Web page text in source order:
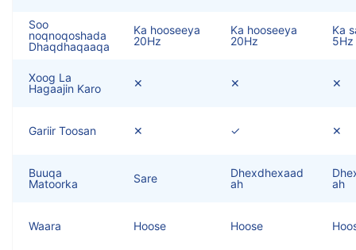
Soo
noqnoqoshada
Dhaqdhaqaaqa
Ka hooseeya
20Hz
Ka hooseeya
20Hz
Ka
5Hz
Xoog La
Hagaajin Karo
✕ ✕ ✕
Gariir Toosan ✕ ✓ ✕
Buuqa
Matoorka
Sare
Dhexdhexaad
ah
ah
Waara Hoose Hoose